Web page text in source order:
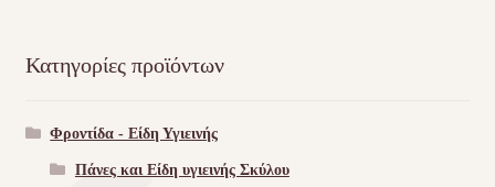
Κατηγορίες προϊόντων
Φροντίδα - Είδη Υγιεινής
Πάνες και Είδη υγιεινής Σκύλου